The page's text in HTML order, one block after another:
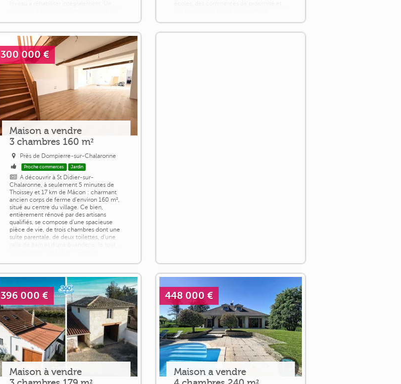
300 000 €
Maison a vendre
3 chambres 160 m²
Près de Dompierre-sur-Chalaronne
Proche commerces Jardin
A découvrir à St Didier-sur-
Chalaronne, à seulement 5 minutes de
Thoissey et 17 km de Mâcon : charmant
ancien corps de ferme d'environ 160 m²,
situé au centre du village. Ce bien,
entièrement rénové par des artisans
qualifiés, se compose d'une spacieuse
pièce de vie, de trois chambres dont une
suite parentale, de deux toilettes, d'une
396 000 €
Maison à vendre
448 000 €
Maison a vendre